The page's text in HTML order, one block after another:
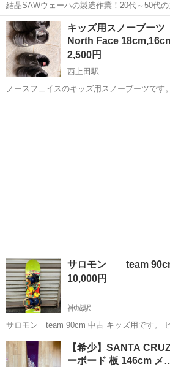
結晶SAWウェーハの製造作業！20代～50代
120日＆土日祝休み！クリーンルーム内での
◎正社員登用制度あり！マイカー通勤可！《
人気の工場のお仕事 ◇結晶...
山梨 国母駅 その他
キッズ用スノーブー
North Face
2,500円
西上田駅
ノースフェイスのキッズ用スノーブーツです
サロモン team
10,000円
神城駅
サロモン team 90cm 中古 キッズ用です。 ビンディングもキッズ用
です。 ビンディングは使いまわしましたので使用感ありますが、板は
綺麗な方だと思います。 近くまで来てくださる方、宜しくお願いしま
す。
長野 北安曇郡 神城駅 スノーボ
【希少】SANTA
ーボード 板 146cm メ